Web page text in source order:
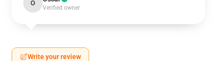
O
Verified owner
Write your review